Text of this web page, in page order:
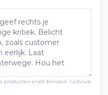
producten en/of diensten. Gebruik